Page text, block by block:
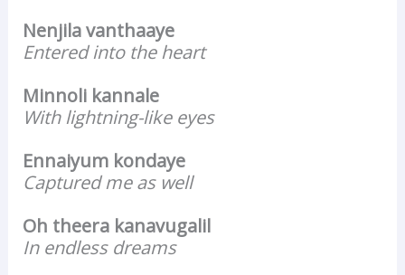
Nenjila vanthaaye
Entered into the heart
Minnoli kannale
With lightning-like eyes
Ennaiyum kondaye
Captured me as well
Oh theera kanavugalil
In endless dreams